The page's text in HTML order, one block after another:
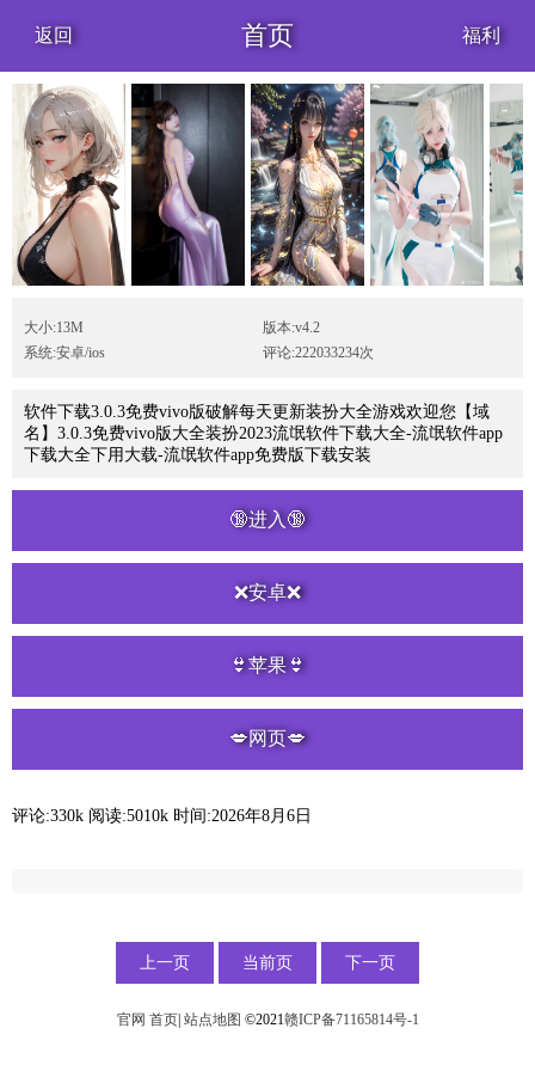
返回 首页 福利
大小:13M
版本:v4.2
系统:安卓/ios
评论:222033234次
软件下载3.0.3免费vivo版破解每天更新装扮大全游戏欢迎您【域
名】3.0.3免费vivo版大全装扮2023流氓软件下载大全-流氓软件app
下载大全下用大载-流氓软件app免费版下载安装
🔞进入🔞
❌安卓❌
👙苹果👙
💋网页💋
评论:330k 阅读:5010k 时间:2026年8月6日
上一页 当前页 下一页
官网 首页| 站点地图 ©2021赣ICP备71165814号-1